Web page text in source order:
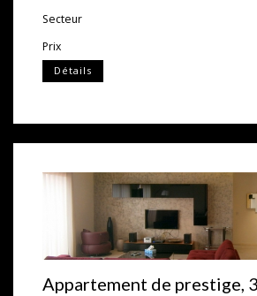
Secteur
Prix
Détails
Appartement de prestige,